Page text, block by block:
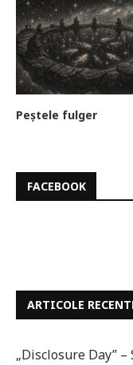
Peștele fulger
FACEBOOK
ARTICOLE
„Disclosure Day”